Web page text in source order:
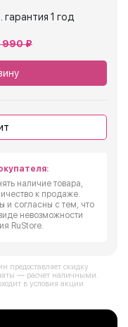
гарантия 1 год
990 ₽
наличие товара,
к продаже.
и согласны с тем, что
невозможности
RuStore.
предоставляет скидку
— расчет наличными.
в условия акции